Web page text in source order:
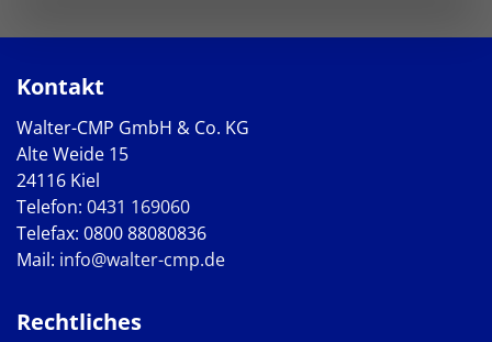
Kontakt
Walter-CMP GmbH & Co. KG
Alte Weide 15
24116 Kiel
Telefon: 0431 169060
Telefax: 0800 88080836
Mail: info@walter-cmp.de
Rechtliches